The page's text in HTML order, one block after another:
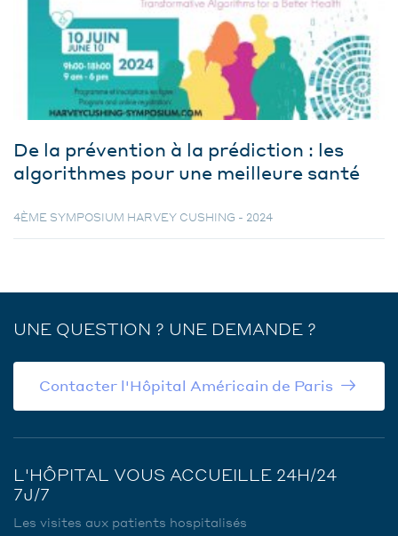
De la prévention à la prédiction : les
algorithmes pour une meilleure santé
4ÈME SYMPOSIUM HARVEY CUSHING - 2024
UNE QUESTION ? UNE DEMANDE ?
Contacter l'Hôpital Américain de Paris
L'HÔPITAL VOUS ACCUEILLE 24H/24
7J/7
Les visites aux patients hospitalisés